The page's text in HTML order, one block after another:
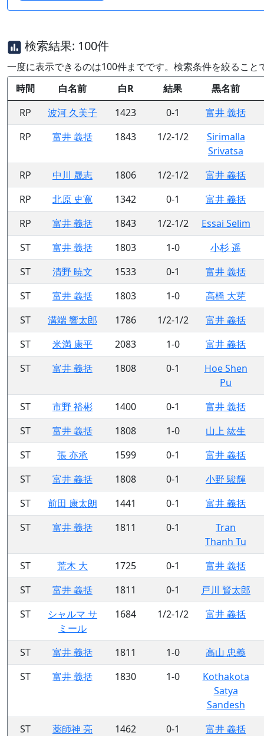
検索結果: 100件
一度に表示できるのは100件までです。検索条件を絞ること
時間
白名前 白R 結果
黒名前
RP
波河 久美子 1423 0-1
富井 義括
RP
富井 義括 1843 1/2-1/2
Sirimalla
Srivatsa
RP
中川 晟志 1806 1/2-1/2
富井 義括
RP
北原 史寛 1342 0-1
富井 義括
RP
富井 義括 1843 1/2-1/2
Essai Selim
ST
富井 義括 1803 1-0
小杉 遥
ST
清野 暁文 1533 0-1
富井 義括
ST
富井 義括 1803 1-0
高橋 大芽
ST
溝端 響太郎 1786 1/2-1/2
富井 義括
ST
米満 康平 2083 1-0
富井 義括
ST
富井 義括 1808 0-1
Hoe Shen
Pu
ST
市野 裕彬 1400 0-1
富井 義括
ST
富井 義括 1808 1-0
山上 紘生
ST
張 亦承 1599 0-1
富井 義括
ST
富井 義括 1808 0-1
小野 駿輝
ST
前田 康太朗 1441 0-1
富井 義括
ST
富井 義括 1811 0-1
Tran
Thanh Tu
ST
荒木 大 1725 0-1
富井 義括
ST
富井 義括 1811 0-1
戸川 賢太郎
ST
シャルマ サ
ミール
1684 1/2-1/2 富井 義括
ST 富井 義括 1811 1-0
高山 忠義
ST
富井 義括 1830 1-0
Kothakota
Satya
Sandesh
ST
薬師神 亮 1462 0-1
富井 義括